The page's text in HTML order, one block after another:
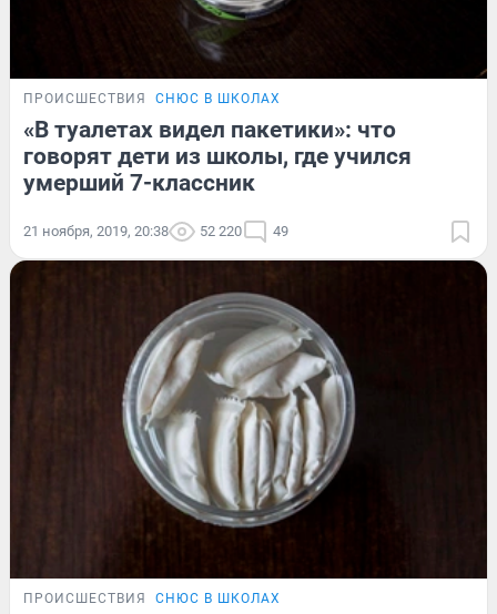
ПРОИСШЕСТВИЯ СНЮС В ШКОЛАХ
«В туалетах видел пакетики»: что
говорят дети из школы, где учился
умерший 7-классник
21 ноября, 2019, 20:38 52 220 49
ПРОИСШЕСТВИЯ СНЮС В ШКОЛАХ